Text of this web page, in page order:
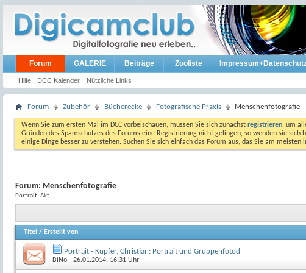
Forum
Hilfe DCC Kalender Nützliche Links
GALERIE Beiträge Zooliste
Forum Zubehör Bücherecke Fotografische Praxis Menschenfotografie
Wenn Sie zum ersten Mal im DCC vorbeischauen, müssen Sie sich zunächst registrieren, um
Gründen des Spamschutzes des Forums eine Registrierung nicht gelingen, so wenden sie sich
einige Dinge besser zu verstehen. Suchen Sie sich einfach das Forum aus, das Sie am
Forum: Menschenfotografie
Portrait, Akt...
Titel / Erstellt von
Portrait - Kupfer, Christian: Portrait und Gruppenfotod
BiNo - 26.01.2014, 16:31 Uhr